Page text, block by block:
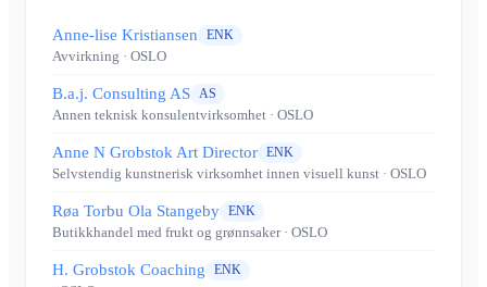
Anne-lise Kristiansen ENK
Avvirkning · OSLO
B.a.j. Consulting AS AS
Annen teknisk konsulentvirksomhet · OSLO
Anne N Grobstok Art Director ENK
Selvstendig kunstnerisk virksomhet innen visuell kunst · OSLO
Røa Torbu Ola Stangeby ENK
Butikkhandel med frukt og grønnsaker· OSLO
H. Grobstok Coaching ENK